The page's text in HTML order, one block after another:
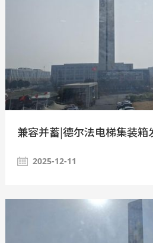
兼容并蓄|德尔法电梯集装箱
2025-12-11